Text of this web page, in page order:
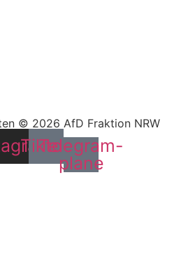
© 2026 AfD Fraktion NRW
Tiktok
Telegram-
plane